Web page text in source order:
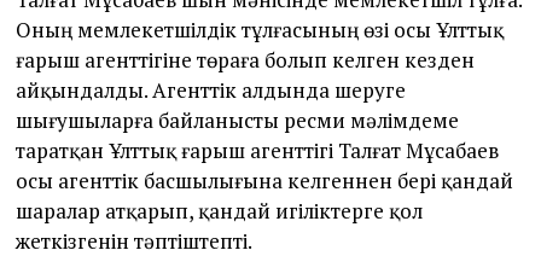
Оның мемлекетшілдік тұлғасының өзі осы Ұлттық
ғарыш агенттігіне төраға болып келген кезден
айқындалды. Агенттік алдында шеруге
шығушыларға байланысты ресми мәлімдеме
таратқан Ұлттық ғарыш агенттігі Талғат Мұсабаев
осы агенттік басшылығына келгеннен бері қандай
шаралар атқарып, қандай игіліктерге қол
жеткізгенін тәптіштепті.